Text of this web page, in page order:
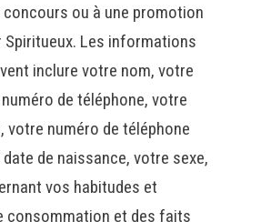
ou à une promotion
Spiritueux. Les informations
inclure votre nom, votre
de téléphone, votre
votre numéro de téléphone
de naissance, votre sexe,
vos habitudes et
consommation et des faits